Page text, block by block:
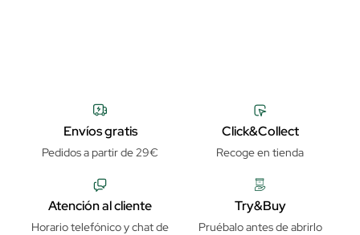
Envíos gratis
Pedidos a partir de 29€
Click&Collect
Recoge en tienda
Atención al cliente
Horario telefónico y chat de
Try&Buy
Pruébalo antes de abrirlo